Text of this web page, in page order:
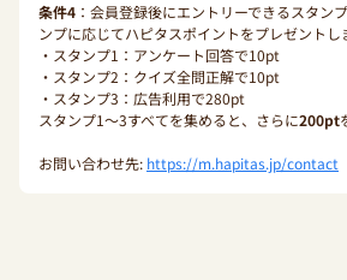
条件4 ：会員登録後にエントリーできるスタン
ンプに応じてハピタスポイントをプレゼントし
・スタンプ1：アンケート回答で10pt
・スタンプ2：クイズ全問正解で10pt
・スタンプ3：広告利用で280pt
スタンプ1〜3すべてを集めると、さらに200pt
お問い合わせ先: https://m.hapitas.jp/contact